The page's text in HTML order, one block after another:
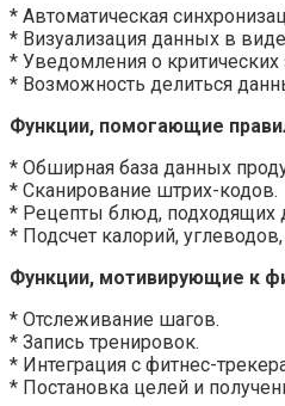
* Автоматическая
* Визуализация данных в
* Уведомления о критических
* Возможность делиться
Функции, помогающие
* Обширная база данных
* Сканирование штрих-кодов.
* Рецепты блюд, подходящих
* Подсчет калорий,
Функции, мотивирующие к
* Отслеживание шагов.
* Запись тренировок.
* Интеграция с фитнес-
* Постановка целей и